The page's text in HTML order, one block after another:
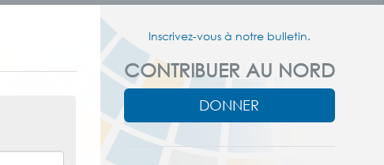
Inscrivez-vous à notre bulletin.
CONTRIBUER AU NORD
DONNER